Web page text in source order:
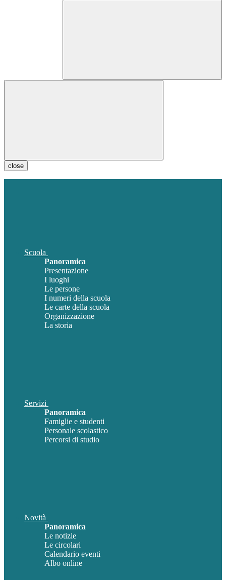
close
Scuola
Panoramica
Presentazione
I luoghi
Le persone
I numeri della scuola
Le carte della scuola
Organizzazione
La storia
Servizi
Panoramica
Famiglie e studenti
Personale scolastico
Percorsi di studio
Novità
Panoramica
Le notizie
Le circolari
Calendario eventi
Albo online